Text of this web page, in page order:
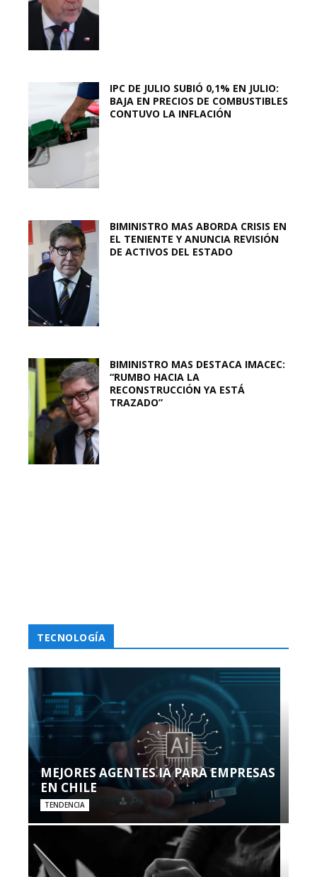
IPC DE JULIO SUBIÓ 0,1% EN JULIO:
BAJA EN PRECIOS DE COMBUSTIBLES
CONTUVO LA INFLACIÓN
BIMINISTRO MAS ABORDA CRISIS EN
EL TENIENTE Y ANUNCIA REVISIÓN
DE ACTIVOS DEL ESTADO
BIMINISTRO MAS DESTACA IMACEC:
“RUMBO HACIA LA
RECONSTRUCCIÓN YA ESTÁ
TRAZADO”
TECNOLOGÍA
MEJORES AGENTES IA PARA EMPRESAS
EN CHILE
TENDENCIA